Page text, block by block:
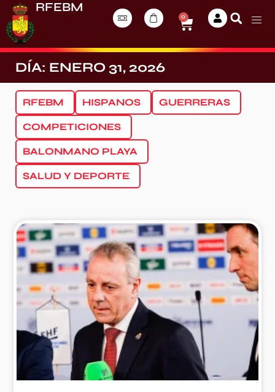
RFEBM
0
DÍA: ENERO 31, 2026
RFEBM HISPANOS GUERRERAS
COMPETICIONES
BALONMANO PLAYA
SALUD Y DEPORTE